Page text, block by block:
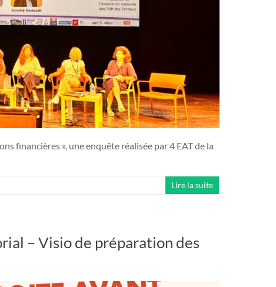
financières », une enquête réalisée par 4 EAT de la
Lire la suite
– Visio de préparation des